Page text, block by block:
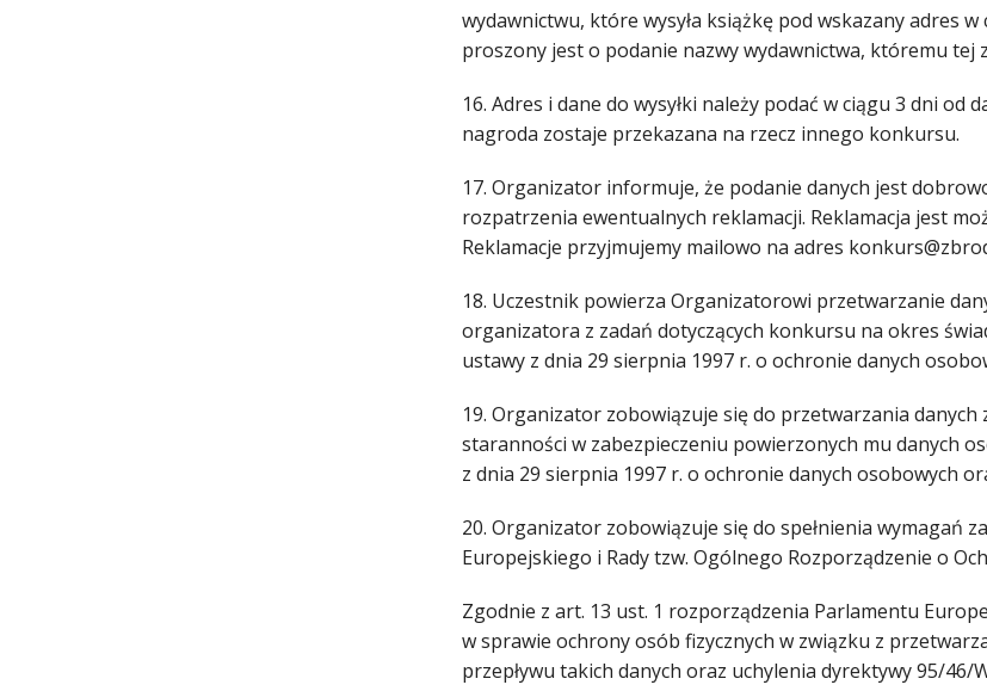
wydawnictwu, które wysyła książkę pod wskazany adres
proszony jest o podanie nazwy wydawnictwa, któremu tej
16. Adres i dane do wysyłki należy podać w ciągu 3 dni od
nagroda zostaje przekazana na rzecz innego konkursu.
17. Organizator informuje, że podanie danych jest
rozpatrzenia ewentualnych reklamacji. Reklamacja jest
Reklamacje przyjmujemy mailowo na adres
18. Uczestnik powierza Organizatorowi przetwarzanie
organizatora z zadań dotyczących konkursu na okres
ustawy z dnia 29 sierpnia 1997 r. o ochronie danych
19. Organizator zobowiązuje się do przetwarzania
staranności w zabezpieczeniu powierzonych mu danych
z dnia 29 sierpnia 1997 r. o ochronie danych osobowych
20. Organizator zobowiązuje się do spełnienia wymagań
Europejskiego i Rady tzw. Ogólnego Rozporządzenie o
Zgodnie z art. 13 ust. 1 rozporządzenia Parlamentu
w sprawie ochrony osób fizycznych w związku z
przepływu takich danych oraz uchylenia dyrektywy 95/